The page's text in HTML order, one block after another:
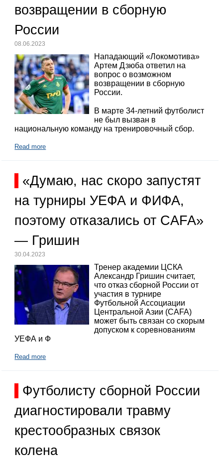
возвращении в сборную
России
08.06.2023
Нападающий «Локомотива»
Артем Дзюба ответил на
вопрос о возможном
возвращении в сборную
России.
В марте 34-летний футболист
не был вызван в
национальную команду на тренировочный сбор.
Read more
«Думаю, нас скоро запустят
на турниры УЕФА и ФИФА,
поэтому отказались от CAFA»
— Гришин
30.04.2023
Тренер академии ЦСКА
Александр Гришин считает,
что отказ сборной России от
участия в турнире
Футбольной Ассоциации
Центральной Азии (CAFA)
может быть связан со скорым
допуском к соревнованиям
УЕФА и Ф
Read more
Футболисту сборной России
диагностировали травму
крестообразных связок
колена